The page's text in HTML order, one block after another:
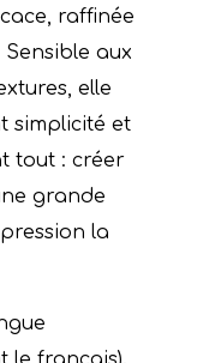
raffinée
aux
elle
simplicité et
tout : créer
grande
la